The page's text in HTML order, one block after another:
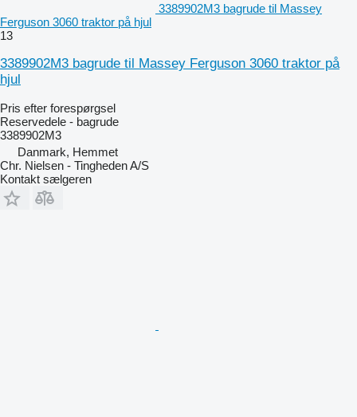
3389902M3 bagrude til Massey
Ferguson 3060 traktor på hjul
13
3389902M3 bagrude til Massey Ferguson 3060 traktor på
hjul
Pris efter forespørgsel
Reservedele - bagrude
3389902M3
Danmark, Hemmet
Chr. Nielsen - Tingheden A/S
Kontakt sælgeren